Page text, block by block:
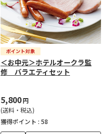
＜お中元＞ホテルオークラ監
修 バラエティセット
5,800円
(送料・税込)
獲得ポイント : 58